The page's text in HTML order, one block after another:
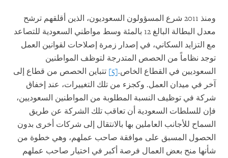
ومنذ 2011 شرع المسؤولون السعوديون، الذين أقلقهم ترشح
معدل البطالة البالغ 12 بالمئة وسط مواطني السعودية للتصاعد
مع التزايد السكاني، في إصدار زمرة إصلاحات لقوانين العمل
توجد نظاماً من الحصص المتدرجة لتوظف المواطنين
السعوديين في القطاع الخاص.[5]
تتباين الحصص من قطاع إلى
آخر في ميدان العمل. وكجزء من تلك التغييرات، عند إخفاق
شركة في توظيف النسبة المطلوبة من المواطنين السعوديين،
فإن للسلطات السعودية أن تعاقب تلك الشركة عن طريق
السماح للأجانب العاملين بها بالانتقال إلى شركات أخرى بدون
الحصول المسبق على موافقة صاحب عملهم، وهي خطوة من
شأنها منح بعض العمال فرصة أكبر في اختيار صاحب عملهم